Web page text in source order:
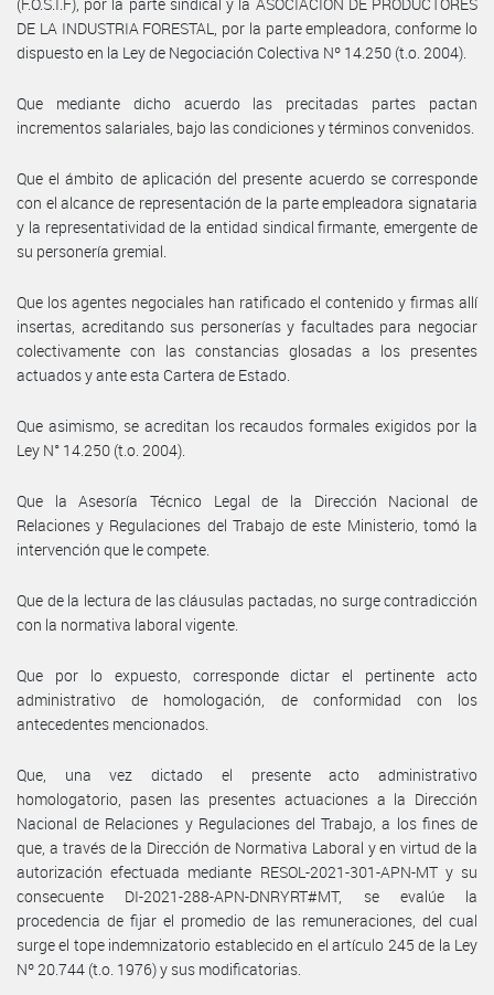
DE LA INDUSTRIA FORESTAL, por la parte empleadora, conforme lo
dispuesto en la Ley de Negociación Colectiva Nº 14.250 (t.o. 2004).
Que mediante dicho acuerdo las precitadas partes pactan
incrementos salariales, bajo las condiciones y términos convenidos.
Que el ámbito de aplicación del presente acuerdo se corresponde
con el alcance de representación de la parte empleadora signataria
y la representatividad de la entidad sindical firmante, emergente de
su personería gremial.
Que los agentes negociales han ratificado el contenido y firmas allí
insertas, acreditando sus personerías y facultades para negociar
colectivamente con las constancias glosadas a los presentes
actuados y ante esta Cartera de Estado.
Que asimismo, se acreditan los recaudos formales exigidos por la
Ley N° 14.250 (t.o. 2004).
Que la Asesoría Técnico Legal de la Dirección Nacional de
Relaciones y Regulaciones del Trabajo de este Ministerio, tomó la
intervención que le compete.
Que de la lectura de las cláusulas pactadas, no surge contradicción
con la normativa laboral vigente.
Que por lo expuesto, corresponde dictar el pertinente acto
administrativo de homologación, de conformidad con los
antecedentes mencionados.
Que, una vez dictado el presente acto administrativo
homologatorio, pasen las presentes actuaciones a la Dirección
Nacional de Relaciones y Regulaciones del Trabajo, a los fines de
que, a través de la Dirección de Normativa Laboral y en virtud de la
autorización efectuada mediante RESOL-2021-301-APN-MT y su
consecuente DI-2021-288-APN-DNRYRT#MT, se evalúe la
procedencia de fijar el promedio de las remuneraciones, del cual
surge el tope indemnizatorio establecido en el artículo 245 de la Ley
Nº 20.744 (t.o. 1976) y sus modificatorias.